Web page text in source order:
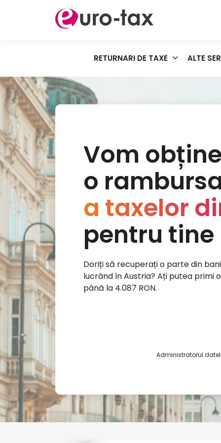
RETURNARI DE TAXE ALTE
Vom obține
o
a taxelor
pentru tine
Doriți să recuperați o parte din
lucrând în Austria? Ați putea primi
până la 4.087 RON.
Administratorul